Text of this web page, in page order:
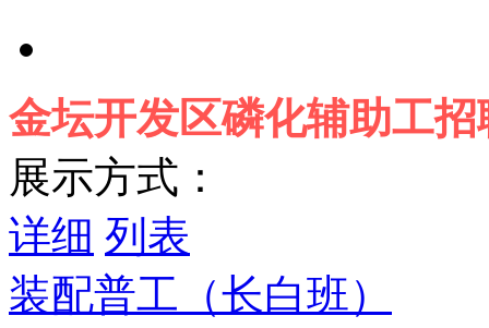
金坛开发区磷化辅助工招
展示方式：
详细 列表
装配普工（长白班）